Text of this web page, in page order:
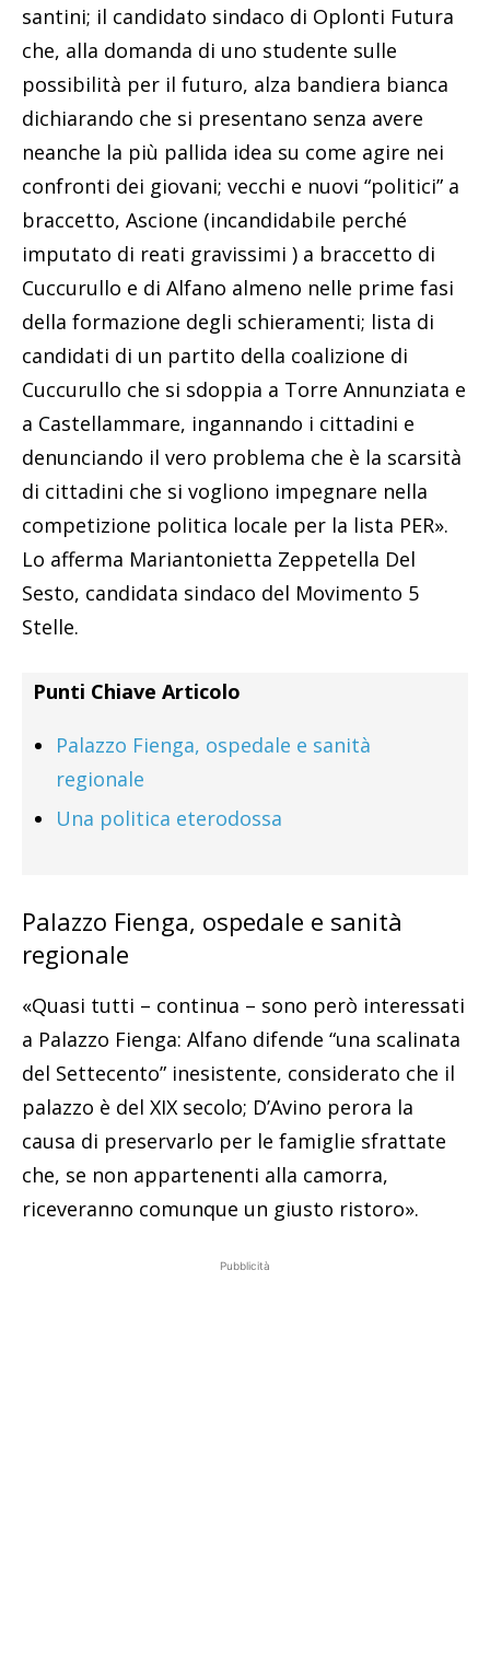
santini; il candidato sindaco di Oplonti Futura
che, alla domanda di uno studente sulle
possibilità per il futuro, alza bandiera bianca
dichiarando che si presentano senza avere
neanche la più pallida idea su come agire nei
confronti dei giovani; vecchi e nuovi “politici” a
braccetto, Ascione (incandidabile perché
imputato di reati gravissimi ) a braccetto di
Cuccurullo e di Alfano almeno nelle prime fasi
della formazione degli schieramenti; lista di
candidati di un partito della coalizione di
Cuccurullo che si sdoppia a Torre Annunziata e
a Castellammare, ingannando i cittadini e
denunciando il vero problema che è la scarsità
di cittadini che si vogliono impegnare nella
competizione politica locale per la lista PER».
Lo afferma Mariantonietta Zeppetella Del
Sesto, candidata sindaco del Movimento 5
Stelle.
Punti Chiave Articolo
Palazzo Fienga, ospedale e sanità
regionale
Una politica eterodossa
Palazzo Fienga, ospedale e sanità
regionale
«Quasi tutti – continua – sono però interessati
a Palazzo Fienga: Alfano difende “una scalinata
del Settecento” inesistente, considerato che il
palazzo è del XIX secolo; D’Avino perora la
causa di preservarlo per le famiglie sfrattate
che, se non appartenenti alla camorra,
riceveranno comunque un giusto ristoro».
Pubblicità